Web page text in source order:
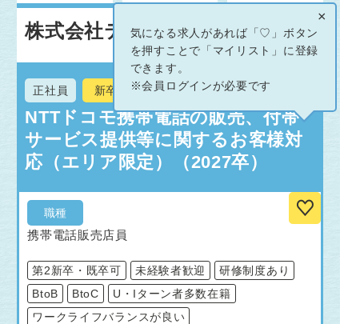
株式会社テレプラザ
正社員 新卒
NTTドコモ携帯電話の販売、付帯
サービス提供等に関するお客様対
応（エリア限定）（2027卒）
職種
携帯電話販売店員
第2新卒・既卒可 未経験者歓迎
研修制度あり
BtoB
BtoC
U・Iターン者多数在籍
ワークライフバランスが良い
×
気になる求人があれば「♡」ボタン
を押すことで「マイリスト」に登録
できます。
※会員ログインが必要です